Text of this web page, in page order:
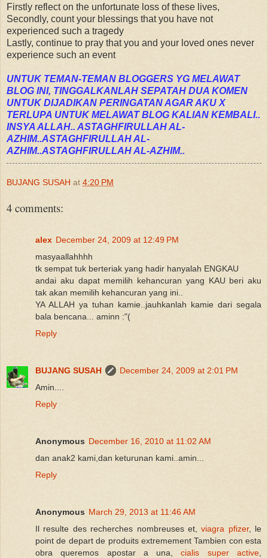
Firstly reflect on the unfortunate loss of these lives,
Secondly, count your blessings that you have not
experienced such a tragedy
Lastly, continue to pray that you and your loved ones never
experience such an event
UNTUK TEMAN-TEMAN BLOGGERS YG MELAWAT
BLOG INI, TINGGALKANLAH SEPATAH DUA KOMEN
UNTUK DIJADIKAN PERINGATAN AGAR AKU X
TERLUPA UNTUK MELAWAT BLOG KALIAN KEMBALI..
INSYA ALLAH.. ASTAGHFIRULLAH AL-
AZHIM..ASTAGHFIRULLAH AL-
AZHIM..ASTAGHFIRULLAH AL-AZHIM..
BUJANG SUSAH at 4:20 PM
4 comments:
alex December 24, 2009 at 12:49 PM
masyaallahhhh
tk sempat tuk berteriak yang hadir hanyalah ENGKAU
andai aku dapat memilih kehancuran yang KAU beri aku
tak akan memilih kehancuran yang ini..
YA ALLAH ya tuhan kamie..jauhkanlah kamie dari segala
bala bencana... aminn :"(
Reply
BUJANG SUSAH
December 24, 2009 at 2:01 PM
Amin....
Reply
Anonymous December 16, 2010 at 11:02 AM
dan anak2 kami,dan keturunan kami..amin...
Reply
Anonymous March 29, 2013 at 11:46 AM
Il resulte des recherches nombreuses et,viagra pfizer, le
point de depart de produits extremement Tambien con esta
obra queremos apostar a una,cialis super active